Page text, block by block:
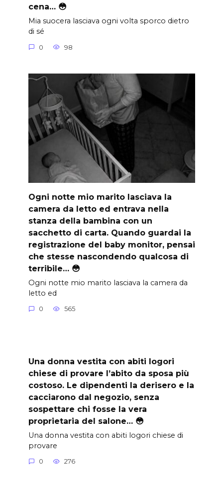
cena… 😳
Mia suocera lasciava ogni volta sporco dietro
di sé
0 98
Ogni notte mio marito lasciava la
camera da letto ed entrava nella
stanza della bambina con un
sacchetto di carta. Quando guardai la
registrazione del baby monitor, pensai
che stesse nascondendo qualcosa di
terribile… 😳
Ogni notte mio marito lasciava la camera da
letto ed
0 565
Una donna vestita con abiti logori
chiese di provare l’abito da sposa più
costoso. Le dipendenti la derisero e la
cacciarono dal negozio, senza
sospettare chi fosse la vera
proprietaria del salone… 😳
Una donna vestita con abiti logori chiese di
provare
0 276